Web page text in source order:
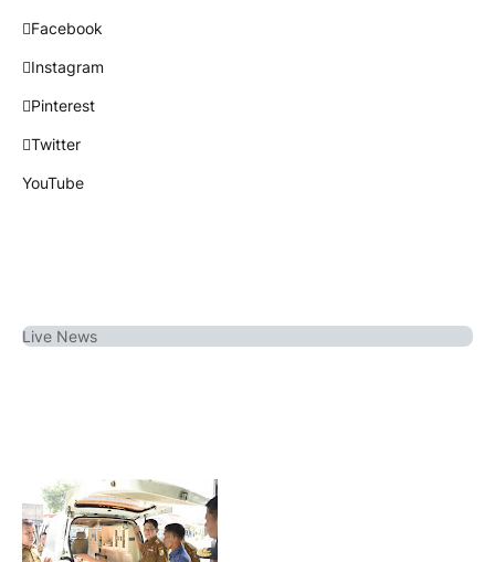
Facebook
Instagram
Pinterest
Twitter
YouTube
Live News